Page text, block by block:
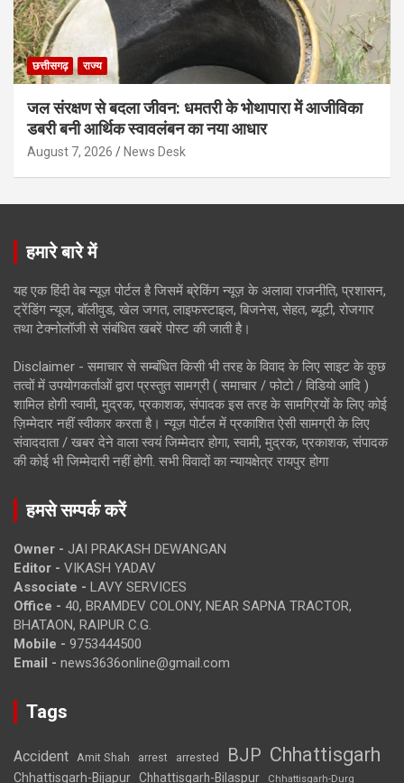
छत्तीसगढ़ राज्य
जल संरक्षण से बदला जीवन: धमतरी के भोथापारा में आजीविका
डबरी बनी आर्थिक स्वावलंबन का नया आधार
August 7, 2026 News Desk
हमारे बारे में
यह एक हिंदी वेब न्यूज़ पोर्टल है जिसमें ब्रेकिंग न्यूज़ के अलावा राजनीति, प्रशासन,
ट्रेंडिंग न्यूज, बॉलीवुड, खेल जगत, लाइफस्टाइल, बिजनेस, सेहत, ब्यूटी, रोजगार
तथा टेक्नोलॉजी से संबंधित खबरें पोस्ट की जाती है।
Disclaimer - समाचार से सम्बंधित किसी भी तरह के विवाद के लिए साइट के कुछ
तत्वों में उपयोगकर्ताओं द्वारा प्रस्तुत सामग्री ( समाचार / फोटो / विडियो आदि )
शामिल होगी स्वामी, मुद्रक, प्रकाशक, संपादक इस तरह के सामग्रियों के लिए कोई
ज़िम्मेदार नहीं स्वीकार करता है। न्यूज़ पोर्टल में प्रकाशित ऐसी सामग्री के लिए
संवाददाता / खबर देने वाला स्वयं जिम्मेदार होगा, स्वामी, मुद्रक, प्रकाशक, संपादक
की कोई भी जिम्मेदारी नहीं होगी. सभी विवादों का न्यायक्षेत्र रायपुर होगा
हमसे सम्पर्क करें
Owner - JAI PRAKASH DEWANGAN
Editor - VIKASH YADAV
Associate - LAVY SERVICES
Office - 40, BRAMDEV COLONY, NEAR SAPNA TRACTOR,
BHATAON, RAIPUR C.G.
Mobile - 9753444500
Email - news3636online@gmail.com
Tags
Accident Amit Shah arrest arrested BJP Chhattisgarh
Chhattisgarh-Bijapur Chhattisgarh-Bilaspur Chhattisgarh-Durg